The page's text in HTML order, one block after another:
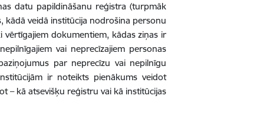
datu papildināšanu reģistra (turpmāk
kādā veidā institūcija nodrošina personu
dokumentiem, kādas ziņas ir
vai neprecīzajiem personas
par neprecīzu vai nepilnīgu
ir noteikts pienākums veidot
– kā atsevišķu reģistru vai kā institūcijas